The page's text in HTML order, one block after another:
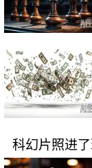
科幻片照进